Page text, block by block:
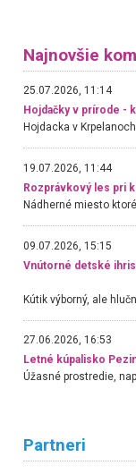
Najnovšie
25.07.2026, 11:14
Hojdačky v prírode -
19.07.2026, 11:44
Rozprávkový les pri
09.07.2026, 15:15
Vnútorné detské
27.06.2026, 16:53
Letné kúpalisko
Partneri